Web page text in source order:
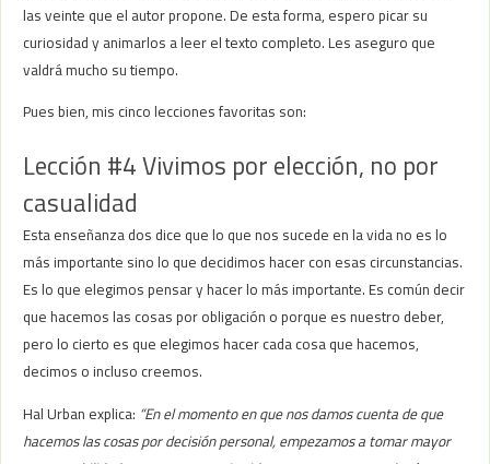
las veinte que el autor propone. De esta forma, espero picar su
curiosidad y animarlos a leer el texto completo. Les aseguro que
valdrá mucho su tiempo.
Pues bien, mis cinco lecciones favoritas son:
Lección #4 Vivimos por elección, no por
casualidad
Esta enseñanza dos dice que lo que nos sucede en la vida no es lo
más importante sino lo que decidimos hacer con esas circunstancias.
Es lo que elegimos pensar y hacer lo más importante. Es común decir
que hacemos las cosas por obligación o porque es nuestro deber,
pero lo cierto es que elegimos hacer cada cosa que hacemos,
decimos o incluso creemos.
Hal Urban explica: “En el momento en que nos damos cuenta de que
hacemos las cosas por decisión personal, empezamos a tomar mayor